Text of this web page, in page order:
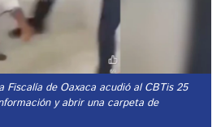
Fiscalía de Oaxaca acudió al CBTis 25
y abrir una carpeta de